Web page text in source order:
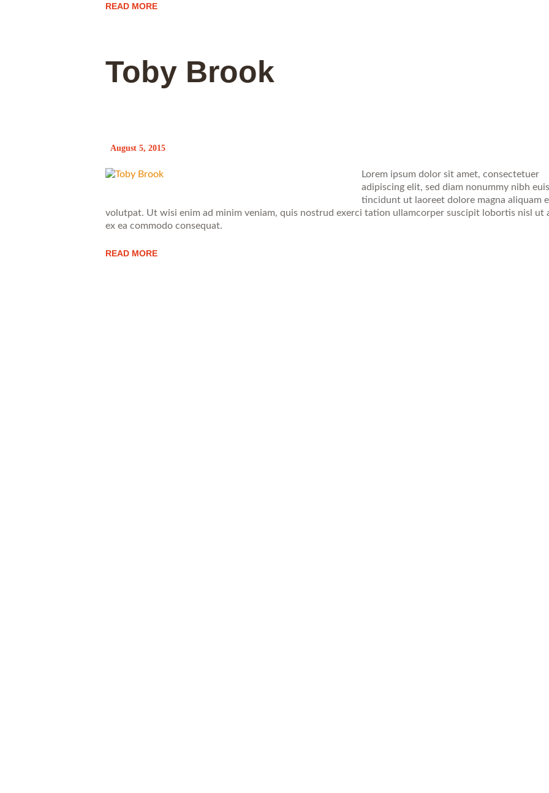
READ MORE
Toby Brook
August 5, 2015
Lorem ipsum dolor sit amet, consectetuer
adipiscing elit, sed diam nonummy nibh
tincidunt ut laoreet dolore magna aliquam
volutpat. Ut wisi enim ad minim veniam, quis nostrud exerci tation ullamcorper suscipit lobortis nisl ut
ex ea commodo consequat.
READ MORE